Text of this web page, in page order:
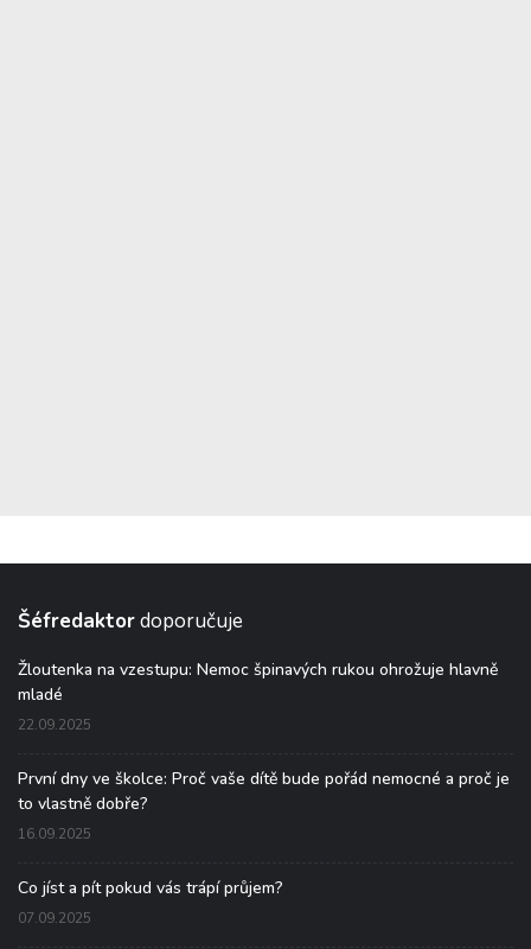
Šéfredaktordoporučuje
Žloutenka na vzestupu: Nemoc špinavých rukou ohrožuje hlavně
mladé
22.09.2025
První dny ve školce: Proč vaše dítě bude pořád nemocné a proč je
to vlastně dobře?
16.09.2025
Co jíst a pít pokud vás trápí průjem?
07.09.2025